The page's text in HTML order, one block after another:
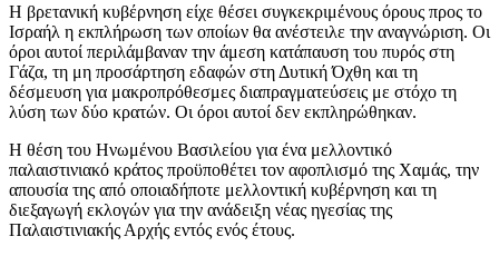
Η βρετανική κυβέρνηση είχε θέσει συγκεκριμένους όρους προς το
Ισραήλ η εκπλήρωση των οποίων θα ανέστειλε την αναγνώριση. Οι
όροι αυτοί περιλάμβαναν την άμεση κατάπαυση του πυρός στη
Γάζα, τη μη προσάρτηση εδαφών στη Δυτική Όχθη και τη
δέσμευση για μακροπρόθεσμες διαπραγματεύσεις με στόχο τη
λύση των δύο κρατών. Οι όροι αυτοί δεν εκπληρώθηκαν.
Η θέση του Ηνωμένου Βασιλείου για ένα μελλοντικό
παλαιστινιακό κράτος προϋποθέτει τον αφοπλισμό της Χαμάς, την
απουσία της από οποιαδήποτε μελλοντική κυβέρνηση και τη
διεξαγωγή εκλογών για την ανάδειξη νέας ηγεσίας της
Παλαιστινιακής Αρχής εντός ενός έτους.